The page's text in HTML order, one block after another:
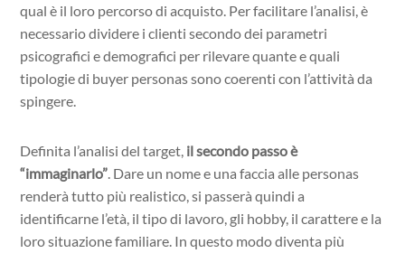
qual è il loro percorso di acquisto. Per facilitare l’analisi, è
necessario dividere i clienti secondo dei parametri
psicografici e demografici per rilevare quante e quali
tipologie di buyer personas sono coerenti con l’attività da
spingere.
Definita l’analisi del target, il secondo passo è
“immaginarlo” . Dare un nome e una faccia alle personas
renderà tutto più realistico, si passerà quindi a
identificarne l’età, il tipo di lavoro, gli hobby, il carattere e la
loro situazione familiare. In questo modo diventa più